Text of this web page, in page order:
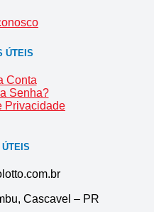
ÚTEIS
Conta
Senha?
Privacidade
Cascavel – PR